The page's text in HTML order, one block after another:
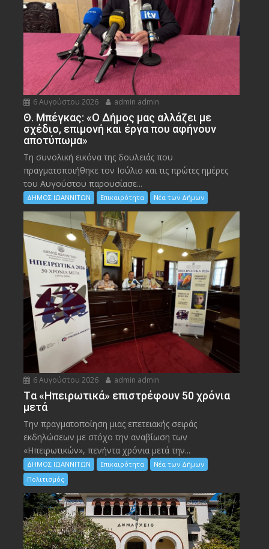
6 Αυγούστου 2026 admin admin
Θ. Μπέγκας: «Ο Δήμος μας αλλάζει με
σχέδιο, επιμονή και έργα που αφήνουν
αποτύπωμα»
Τη συνολική εικόνα της δουλειάς που
πραγματοποιήθηκε τον Ιούλιο και τις πρώτες ημέρες
του Αυγούστου παρουσίασε...
ΔΗΜΟΣ ΙΩΑΝΝΙΤΩΝ Επικαιρότητα Νέα των Δήμων
6 Αυγούστου 2026 admin admin
Tα «Ηπειρωτικά» επιστρέφουν 50 χρόνια
μετά
Την πραγματοποίηση μιας επετειακής σειράς
εκδηλώσεων με στόχο την αναβίωση των
«Ηπειρωτικών», πενήντα χρόνια μετά την...
ΔΗΜΟΣ ΙΩΑΝΝΙΤΩΝ Επικαιρότητα
Νέα των Δήμων
Πολιτισμός